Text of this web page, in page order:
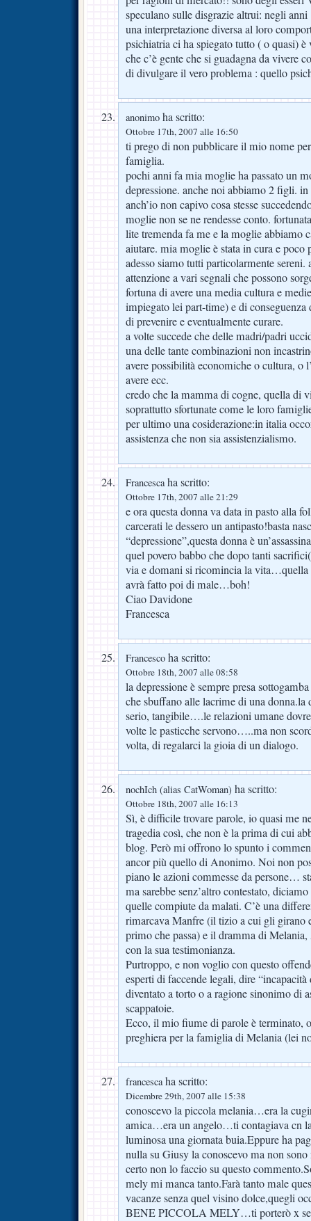
speculano sulle disgrazie altrui: negli anni
una interpretazione diversa al loro
psichiatria ci ha spiegato tutto ( o quasi) è
che c’è gente che si guadagna da vivere
di divulgare il vero problema : quello
anonimo ha scritto:
Ottobre 17th, 2007 alle 16:50
ti prego di non pubblicare il mio nome
famiglia.
pochi anni fa mia moglie ha passato un
depressione. anche noi abbiamo 2 figli.
anch’io non capivo cosa stesse
moglie non se ne rendesse conto.
lite tremenda fa me e la moglie abbiamo
aiutare. mia moglie è stata in cura e poco
adesso siamo tutti particolarmente sereni.
attenzione a vari segnali che possono
fortuna di avere una media cultura e
impiegato lei part-time) e di conseguenza
di prevenire e eventualmente curare.
a volte succede che delle madri/padri
una delle tante combinazioni non
avere possibilità economiche o cultura, o
avere ecc.
credo che la mamma di cogne, quella di
soprattutto sfortunate come le loro
per ultimo una cosiderazione:in italia
assistenza che non sia assistenzialismo.
Francescaha scritto:
Ottobre 17th, 2007 alle 21:29
e ora questa donna va data in pasto alla
carcerati le dessero un antipasto!basta
“depressione”,questa donna è
quel povero babbo che dopo tanti
via e domani si ricomincia la
avrà fatto poi di male…boh!
Ciao Davidone
Francesca
Francesco ha scritto:
Ottobre 18th, 2007 alle 08:58
la depressione è sempre presa
che sbuffano alle lacrime di una donna.la
serio, tangibile….le relazioni umane
volte le pasticche servono…..ma non
volta, di regalarci la gioia di un dialogo.
nochIch (alias CatWoman) ha scritto:
Ottobre 18th, 2007 alle 16:13
Sì, è difficile trovare parole, io quasi me
tragedia così, che non è la prima di cui
blog. Però mi offrono lo spunto i
ancor più quello di Anonimo. Noi non
piano le azioni commesse da persone…
ma sarebbe senz’altro contestato,
quelle compiute da malati. C’è una
rimarcava Manfre (il tizio a cui gli girano
primo che passa) e il dramma di
con la sua testimonianza.
Purtroppo, e non voglio con questo
esperti di faccende legali, dire
diventato a torto o a ragione sinonimo di
scappatoie.
Ecco, il mio fiume di parole è terminato,
preghiera per la famiglia di Melania (lei
francescaha scritto:
Dicembre 29th, 2007 alle 15:38
conoscevo la piccola melania…era la
amica…era un angelo…ti contagiava cn
luminosa una giornata buia.Eppure ha
nulla su Giusy la conoscevo ma non
certo non lo faccio su questo
mely mi manca tanto.Farà tanto male
vacanze senza quel visino dolce,quegli
BENE PICCOLA MELY…ti porterò x